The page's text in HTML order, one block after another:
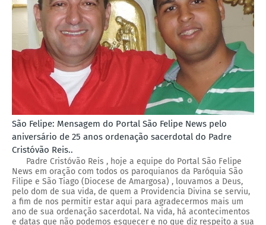
São Felipe: Mensagem do Portal São Felipe News pelo
aniversário de 25 anos ordenação sacerdotal do Padre
Cristóvão Reis..
Padre Cristóvão Reis , hoje a equipe do Portal São Felipe
News em oração com todos os paroquianos da Paróquia São
Filipe e São Tiago (Diocese de Amargosa) , louvamos a Deus,
pelo dom de sua vida, de quem a Providencia Divina se serviu,
a fim de nos permitir estar aqui para agradecermos mais um
ano de sua ordenação sacerdotal. Na vida, há acontecimentos
e datas que não podemos esquecer e no que diz respeito a sua